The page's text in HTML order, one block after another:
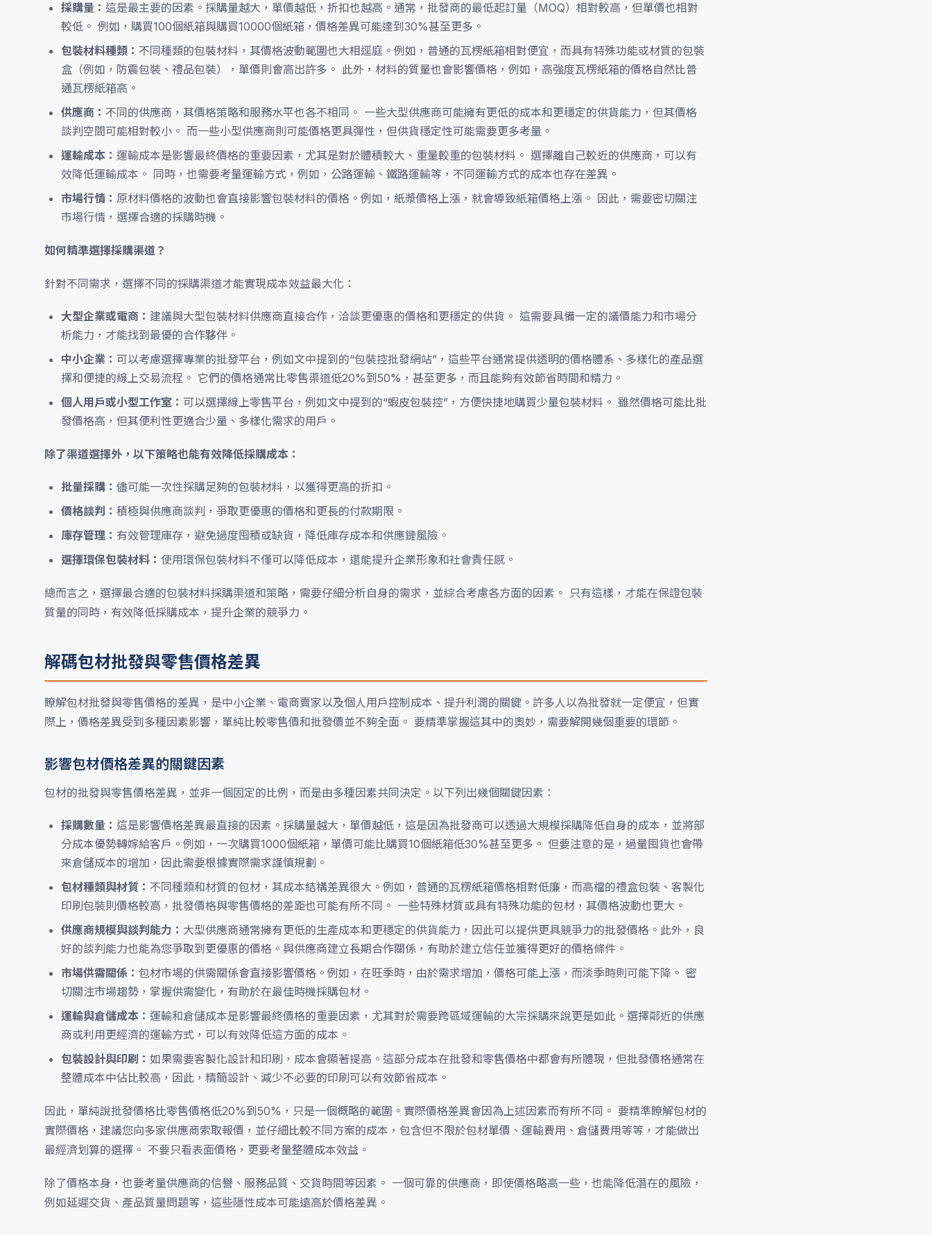
採購量： 這是最主要的因素。採購量越大，單價越低，折扣也越高。通常，批發商的最低起訂量（MOQ）相對較高，但單價也相對
較低。 例如，購買100個紙箱與購買10000個紙箱，價格差異可能達到30%甚至更多。
包裝材料種類： 不同種類的包裝材料，其價格波動範圍也大相逕庭。例如，普通的瓦楞紙箱相對便宜，而具有特殊功能或材質的包裝
盒（例如，防震包裝、禮品包裝），單價則會高出許多。 此外，材料的質量也會影響價格，例如，高強度瓦楞紙箱的價格自然比普
通瓦楞紙箱高。
供應商： 不同的供應商，其價格策略和服務水平也各不相同。 一些大型供應商可能擁有更低的成本和更穩定的供貨能力，但其價格
談判空間可能相對較小。 而一些小型供應商則可能價格更具彈性，但供貨穩定性可能需要更多考量。
運輸成本： 運輸成本是影響最終價格的重要因素，尤其是對於體積較大、重量較重的包裝材料。 選擇離自己較近的供應商，可以有
效降低運輸成本。 同時，也需要考量運輸方式，例如，公路運輸、鐵路運輸等，不同運輸方式的成本也存在差異。
市場行情： 原材料價格的波動也會直接影響包裝材料的價格。例如，紙漿價格上漲，就會導致紙箱價格上漲。 因此，需要密切關注
市場行情，選擇合適的採購時機。
如何精準選擇採購渠道？
針對不同需求，選擇不同的採購渠道才能實現成本效益最大化：
大型企業或電商： 建議與大型包裝材料供應商直接合作，洽談更優惠的價格和更穩定的供貨。 這需要具備一定的議價能力和市場分
析能力，才能找到最優的合作夥伴。
中小企業： 可以考慮選擇專業的批發平台，例如文中提到的“包裝控批發網站”，這些平台通常提供透明的價格體系、多樣化的產品選
擇和便捷的線上交易流程。 它們的價格通常比零售渠道低20%到50%，甚至更多，而且能夠有效節省時間和精力。
個人用戶或小型工作室： 可以選擇線上零售平台，例如文中提到的“蝦皮包裝控”，方便快捷地購買少量包裝材料。 雖然價格可能比批
發價格高，但其便利性更適合少量、多樣化需求的用戶。
除了渠道選擇外，以下策略也能有效降低採購成本：
批量採購： 儘可能一次性採購足夠的包裝材料，以獲得更高的折扣。
價格談判： 積極與供應商談判，爭取更優惠的價格和更長的付款期限。
庫存管理： 有效管理庫存，避免過度囤積或缺貨，降低庫存成本和供應鏈風險。
選擇環保包裝材料： 使用環保包裝材料不僅可以降低成本，還能提升企業形象和社會責任感。
總而言之，選擇最合適的包裝材料採購渠道和策略，需要仔細分析自身的需求，並綜合考慮各方面的因素。 只有這樣，才能在保證包裝
質量的同時，有效降低採購成本，提升企業的競爭力。
解碼包材批發與零售價格差異
瞭解包材批發與零售價格的差異，是中小企業、電商賣家以及個人用戶控制成本、提升利潤的關鍵。許多人以為批發就一定便宜，但實
際上，價格差異受到多種因素影響，單純比較零售價和批發價並不夠全面。 要精準掌握這其中的奧妙，需要解開幾個重要的環節。
影響包材價格差異的關鍵因素
包材的批發與零售價格差異，並非一個固定的比例，而是由多種因素共同決定。以下列出幾個關鍵因素：
採購數量： 這是影響價格差異最直接的因素。採購量越大，單價越低，這是因為批發商可以透過大規模採購降低自身的成本，並將部
分成本優勢轉嫁給客戶。例如，一次購買1000個紙箱，單價可能比購買10個紙箱低30%甚至更多。 但要注意的是，過量囤貨也會帶
來倉儲成本的增加，因此需要根據實際需求謹慎規劃。
包材種類與材質： 不同種類和材質的包材，其成本結構差異很大。例如，普通的瓦楞紙箱價格相對低廉，而高檔的禮盒包裝、客製化
印刷包裝則價格較高，批發價格與零售價格的差距也可能有所不同。 一些特殊材質或具有特殊功能的包材，其價格波動也更大。
供應商規模與談判能力： 大型供應商通常擁有更低的生產成本和更穩定的供貨能力，因此可以提供更具競爭力的批發價格。此外，良
好的談判能力也能為您爭取到更優惠的價格。與供應商建立長期合作關係，有助於建立信任並獲得更好的價格條件。
市場供需關係： 包材市場的供需關係會直接影響價格。例如，在旺季時，由於需求增加，價格可能上漲，而淡季時則可能下降。 密
切關注市場趨勢，掌握供需變化，有助於在最佳時機採購包材。
運輸與倉儲成本： 運輸和倉儲成本是影響最終價格的重要因素，尤其對於需要跨區域運輸的大宗採購來說更是如此。選擇鄰近的供應
商或利用更經濟的運輸方式，可以有效降低這方面的成本。
包裝設計與印刷： 如果需要客製化設計和印刷，成本會顯著提高。這部分成本在批發和零售價格中都會有所體現，但批發價格通常在
整體成本中佔比較高，因此，精簡設計、減少不必要的印刷可以有效節省成本。
因此，單純說批發價格比零售價格低20%到50%，只是一個概略的範圍。實際價格差異會因為上述因素而有所不同。 要精準瞭解包材的
實際價格，建議您向多家供應商索取報價，並仔細比較不同方案的成本，包含但不限於包材單價、運輸費用、倉儲費用等等，才能做出
最經濟划算的選擇。 不要只看表面價格，更要考量整體成本效益。
除了價格本身，也要考量供應商的信譽、服務品質、交貨時間等因素。 一個可靠的供應商，即使價格略高一些，也能降低潛在的風險，
例如延遲交貨、產品質量問題等，這些隱性成本可能遠高於價格差異。